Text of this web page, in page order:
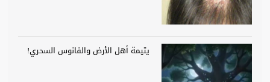
يتيمة أهل الأرض والفانوس السحري!